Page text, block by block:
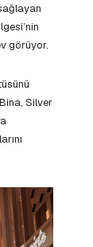
görüyor.
Silver